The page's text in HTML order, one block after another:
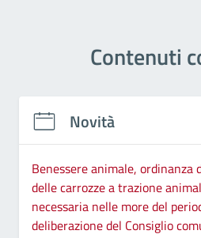
Contenuti
Novità
Benessere animale, ordinanza
delle carrozze a trazione
necessaria nelle more del
deliberazione del Consiglio